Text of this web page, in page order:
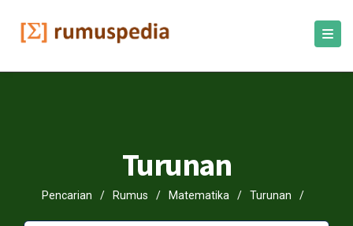
Turunan
Pencarian / Rumus / Matematika / Turunan /